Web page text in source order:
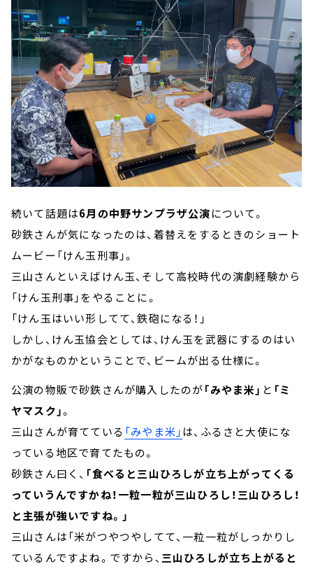
続いて話題は6月の中野サンプラザ公演について。
砂鉄さんが気になったのは、着替えをするときのショート
ムービー「けん玉刑事」。
三山さんといえばけん玉、そして高校時代の演劇経験から
「けん玉刑事」をやることに。
「けん玉はいい形してて、鉄砲になる！」
しかし、けん玉協会としては、けん玉を武器にするのはい
かがなものかということで、ビームが出る仕様に。
公演の物販で砂鉄さんが購入したのが「みやま米」 と 「ミ
ヤマスク」。
三山さんが育てている 「みやま米」 は、ふるさと大使にな
っている地区で育てたもの。
砂鉄さん曰く、 「食べると三山ひろしが立ち上がってくる
っていうんですかね！一粒一粒が三山ひろし！三山ひろし！
と主張が強いですね。」
三山さんは「米がつやつやしてて、一粒一粒がしっかりし
ているんですよね。ですから、 三山ひろしが立ち上がると